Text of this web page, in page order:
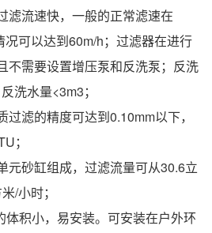
滤流速快，一般的正常滤速在
可以达到60m/h；过滤器在进行
不需要设置增压泵和反洗泵；反洗
洗水量<3m3；
滤的精度可达到0.10mm以下，
；
元砂缸组成，过滤流量可从30.6立
/小时；
体积小，易安装。可安装在户外环